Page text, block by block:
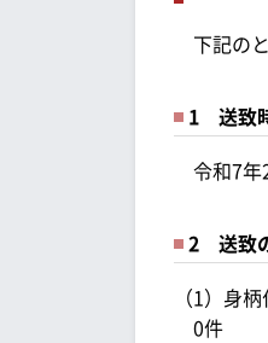
下記の
1 送致
令和7年
2 送致
（1）身
0件